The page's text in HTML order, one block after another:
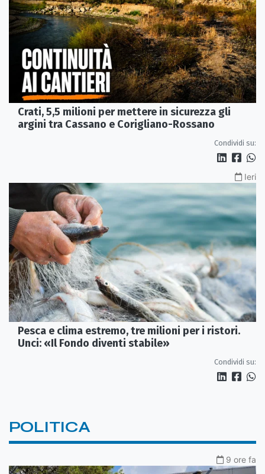
Crati, 5,5 milioni per mettere in sicurezza gli
argini tra Cassano e Corigliano-Rossano
Condividi su:
Ieri
Pesca e clima estremo, tre milioni per i ristori.
Unci: «Il Fondo diventi stabile»
Condividi su:
POLITICA
9 ore fa